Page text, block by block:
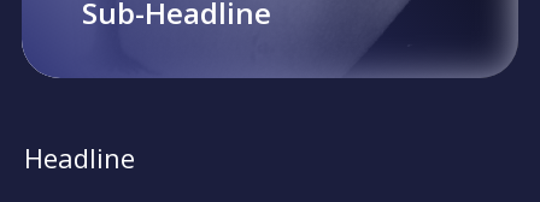
Sub-Headline
Headline